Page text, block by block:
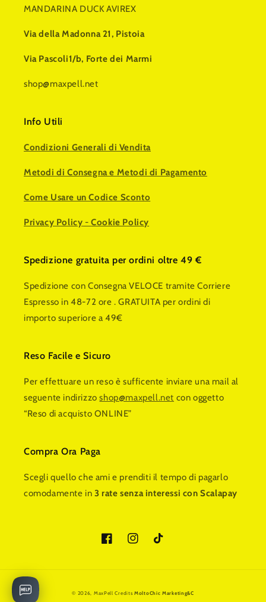
MANDARINA DUCK AVIREX
Via della Madonna 21, Pistoia
Via Pascoli1/b, Forte dei Marmi
shop@maxpell.net
Info Utili
Condizioni Generali di Vendita
Metodi di Consegna e Metodi di Pagamento
Come Usare un Codice Sconto
Privacy Policy -Cookie Policy
Spedizione gratuita per ordini oltre 49 €
Spedizione con Consegna VELOCE tramite Corriere
Espresso in 48-72 ore . GRATUITA per ordini di
importo superiore a 49€
Reso Facile e Sicuro
Per effettuare un reso è sufficente inviare una mail al
seguente indirizzoshop@maxpell.net con oggetto
“Reso di acquisto ONLINE”
Compra Ora Paga
Scegli quello che ami e prenditi il tempo di pagarlo
comodamente in 3 rate senza interessi con Scalapay
FacebookInstagramTikTok
© 2026, MaxPell CreditsMoltoChic Marketing&C